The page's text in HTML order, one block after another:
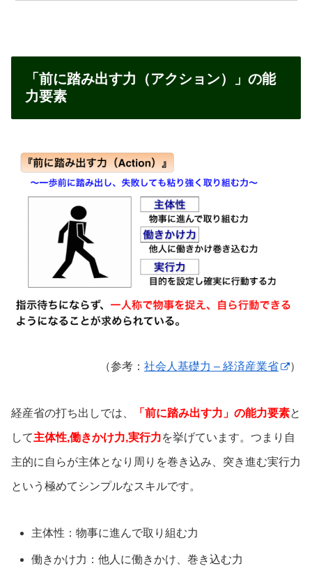
「前に踏み出す力（アクション）」の能
力要素
（参考： 社会人基礎力 – 経済産業省 ）
経産省の打ち出しでは、 「前に踏み出す力」の能力要素と
して主体性,働きかけ力,実行力を挙げています。つまり自
主的に自らが主体となり周りを巻き込み、突き進む実行力
という極めてシンプルなスキルです。
主体性：物事に進んで取り組む力
働きかけ力：他人に働きかけ、巻き込む力